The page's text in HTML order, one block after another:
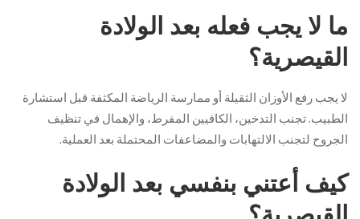
ما لا يجب فعله بعد الولادة
القيصرية؟
لا يجب رفع الأوزان الثقيلة أو ممارسة الرياضة المكثفة قبل استشارة
الطبيب. تجنب التدخين، الكافيين المفرط، والإهمال في تنظيف
الجروح لتجنب الالتهابات والمضاعفات المحتملة بعد العملية.
كيف أعتني بنفسي بعد الولادة